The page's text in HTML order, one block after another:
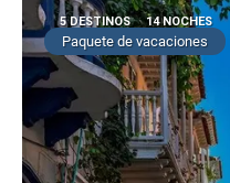
5 DESTINOS 14 NOCHES
Paquete de vacaciones